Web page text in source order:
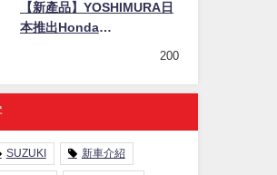
【新產品】YOSHIMURA日
本推出Honda
計質感升級
200
SUZUKI 新車介紹